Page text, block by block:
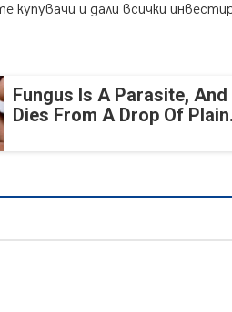
и дали всички
Fungus Is A Parasite, And
Dies From A Drop Of